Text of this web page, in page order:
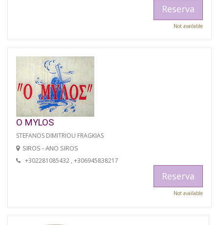
Reserva
Not available
O MYLOS
STEFANOS DIMITRIOU FRAGKIAS
SIROS - ANO SIROS
+302281085432 , +306945838217
Reserva
Not available